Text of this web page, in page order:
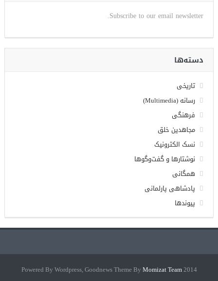
Subscribe to our email newsletter.
دسته‌ها
تاریخی
رسانه (Multimedia)
فرهنگی
مجاهدین خلق
نسک الکترونیک
نوشتارها و گفت‌وگوها
همگانی
پادشاهی پارلمانی
پیوندها
2014 Powered By Wordpress, Goodnews Theme By
Momizat Team